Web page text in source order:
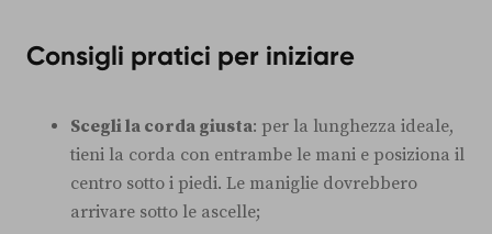
Consigli pratici per iniziare
Scegli la corda giusta: per la lunghezza ideale,
tieni la corda con entrambe le mani e posiziona il
centro sotto i piedi. Le maniglie dovrebbero
arrivare sotto le ascelle;